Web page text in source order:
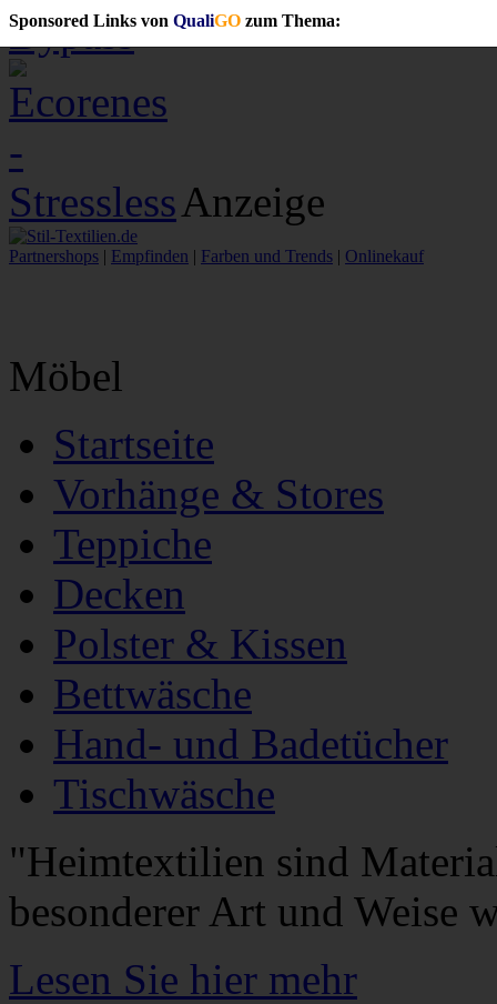
Bypass
Anzeige
Partnershops | Empfinden | Farben und Trends | Onlinekauf
Möbel
Startseite
Vorhänge & Stores
Teppiche
Decken
Polster & Kissen
Bettwäsche
Hand- und Badetücher
Tischwäsche
"Heimtextilien sind
besonderer Art und Weise
Lesen Sie hier mehr
Sponsored Links von QualiGO zum Thema: